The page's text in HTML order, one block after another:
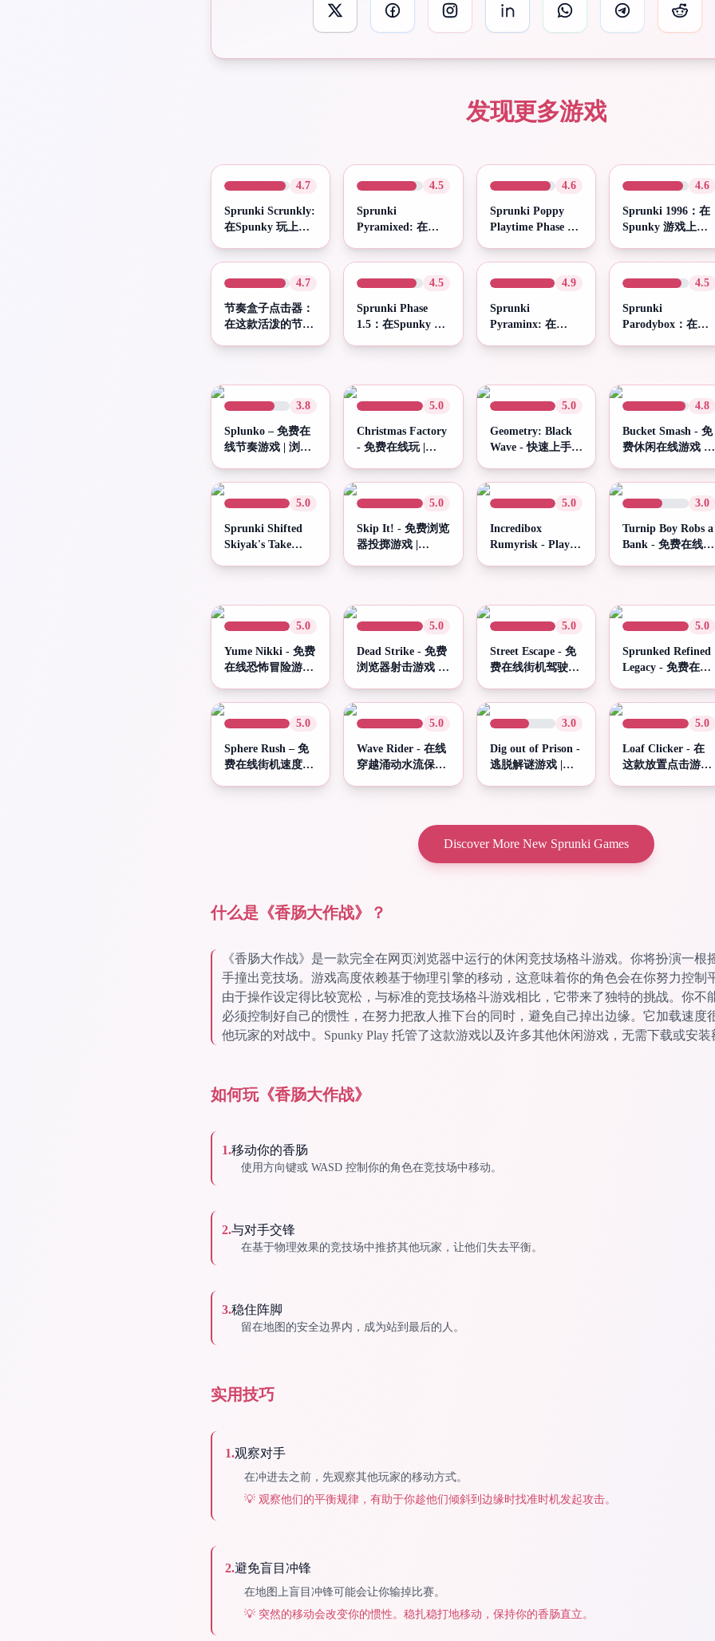
发现更多游戏
4.7
Sprunki Scrunkly:
在Spunky 玩上玩
4.5
Sprunki
Pyramixed: 在
Sprunki
4.6
Sprunki Poppy
Playtime Phase 5:
玩 Sprunki Poppy
4.6
Sprunki 1996：在
Spunky 游戏上用
音乐魔法
4.7
节奏盒子点击器：
在这款活泼的节奏
4.5
Sprunki Phase
1.5：在Spunky 游
4.9
Sprunki
Pyraminx: 在
4.5
Sprunki
Parodybox：在
3.8
Splunko – 免费在
线节奏游戏 | 浏览
5.0
Christmas Factory
- 免费在线玩 |
5.0
Geometry: Black
Wave - 快速上手的
4.8
Bucket Smash - 免
费休闲在线游戏 |
5.0
Sprunki Shifted
Skiyak's Take
5.0
Skip It! - 免费浏览
器投掷游戏 |
5.0
Incredibox
Rumyrisk - Play
3.0
Turnip Boy Robs a
Bank - 免费在线动
5.0
Yume Nikki - 免费
在线恐怖冒险游戏
5.0
Dead Strike - 免费
浏览器射击游戏 |
5.0
Street Escape - 免
费在线街机驾驶游
5.0
Sprunked Refined
Legacy - 免费在线
5.0
Sphere Rush – 免
费在线街机速度游
5.0
Wave Rider - 在线
穿越涌动水流保持
3.0
Dig out of Prison -
逃脱解谜游戏 |
5.0
Loaf Clicker - 在
这款放置点击游戏
Discover More New Sprunki Games
什么是《香肠大作战》？
《香肠大作战》是一款完全在网页浏览器中运行的休闲竞技场格斗游戏。你将扮演一根
手撞出竞技场。游戏高度依赖基于物理引擎的移动，这意味着你的角色会在你努力控制
由于操作设定得比较宽松，与标准的竞技场格斗游戏相比，它带来了独特的挑战。你不
必须控制好自己的惯性，在努力把敌人推下台的同时，避免自己掉出边缘。它加载速度
他玩家的对战中。Spunky Play 托管了这款游戏以及许多其他休闲游戏，无需下载或安
如何玩《香肠大作战》
1.移动你的香肠
使用方向键或 WASD 控制你的角色在竞技场中移动。
2.与对手交锋
在基于物理效果的竞技场中推挤其他玩家，让他们失去平衡。
3.稳住阵脚
留在地图的安全边界内，成为站到最后的人。
实用技巧
1.观察对手
在冲进去之前，先观察其他玩家的移动方式。
💡 观察他们的平衡规律，有助于你趁他们倾斜到边缘时找准时机发起攻击。
2.避免盲目冲锋
在地图上盲目冲锋可能会让你输掉比赛。
💡 突然的移动会改变你的惯性。稳扎稳打地移动，保持你的香肠直立。